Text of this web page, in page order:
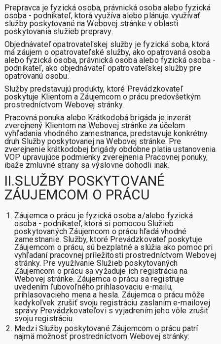
Prepravca je fyzická osoba, právnická osoba alebo fyzická
osoba - podnikateľ, ktorá využíva alebo plánuje využívať
služby poskytované na Webovej stránke v oblasti
poskytovania služieb prepravy.
Objednávateľ opatrovateľskej služby je fyzická soba, ktorá
má záujem o opatrovateľské služby, ako opatrovaná osoba
alebo fyzická osoba, právnická osoba alebo fyzická osoba -
podnikateľ, ako objednávateľ opatrovateľskej služby pre
opatrovanú osobu.
Službypredstavujú produkty, ktoré Prevádzkovateľ
poskytuje Klientom a Záujemcom o prácu predovšetkým
prostredníctvom Webovej stránky.
Pracovná ponuka alebo Krátkodobá brigáda je inzerát
zverejnený Klientom na Webovej stránke za účelom
vyhľadania vhodného zamestnanca, predstavuje konkrétny
druh Služby poskytovanej na Webovej stránke. Pre
zverejnenie krátkodobej brigády obdobne platia ustanovenia
VOP upravujúce podmienky zverejnenia Pracovnej ponuky,
ibaže zmluvné strany sa výslovne dohodli inak.
II.SLUŽBY POSKYTOVANÉ
ZÁUJEMCOM O PRÁCU
Záujemca o prácu je fyzická osoba a/alebo fyzická
osoba - podnikateľ, ktorá si pomocou Služieb
poskytovaných Záujemcom o prácu hľadá vhodné
zamestnanie. Služby, ktoré Prevádzkovateľ poskytuje
Záujemcom o prácu, sú bezplatné a slúžia ako pomoc pri
vyhľadaní pracovnej príležitosti prostredníctvom Webovej
stránky. Pre využívanie Služieb poskytovaných
Záujemcom o prácu sa vyžaduje ich registrácia na
Webovej stránke. Záujemca o prácu sa registruje
uvedením ľubovoľného prihlasovaciu e-mailu,
prihlasovacieho mena a hesla. Záujemca o prácu môže
kedykoľvek zrušiť svoju registráciu zaslaním e-mailovej
správy Prevádzkovateľovi s vyjadrením jeho vôle zrušiť
svoju registráciu.
Medzi Služby poskytované Záujemcom o prácu patrí
najmä možnosť prostredníctvom Webovej stránky: